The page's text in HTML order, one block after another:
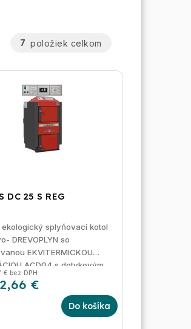
7 položiek celkom
DC 25 S REG
€ bez DPH
€
Do košíka
ekologický splyňovací kotol
DREVOPLYN so
EKVITERMICKOU
ACD04 s dotykovým